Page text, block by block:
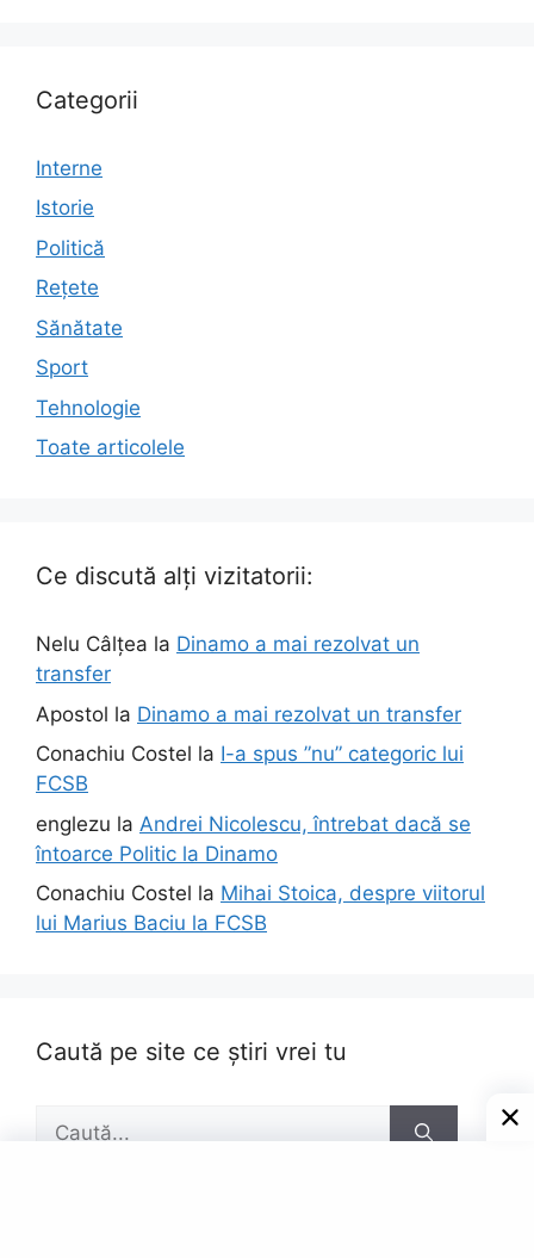
Categorii
Interne
Istorie
Politică
Rețete
Sănătate
Sport
Tehnologie
Toate articolele
Ce discută alți vizitatorii:
Nelu Câlțea la Dinamo a mai rezolvat un
transfer
Apostol la Dinamo a mai rezolvat un transfer
Conachiu Costel la I-a spus ”nu” categoric lui
FCSB
englezu la Andrei Nicolescu, întrebat dacă se
întoarce Politic la Dinamo
Conachiu Costel la Mihai Stoica, despre viitorul
lui Marius Baciu la FCSB
Caută pe site ce știri vrei tu
Caută
după: